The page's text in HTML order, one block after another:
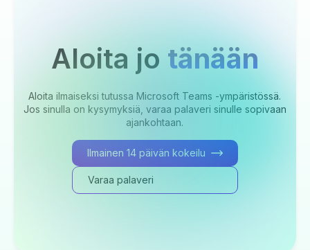
Aloita jo tänään
Aloita ilmaiseksi tutussa Microsoft Teams -ympäristössä.
Jos sinulla on kysymyksiä, varaa palaveri sinulle sopivaan
ajankohtaan.
Ilmainen 14 päivän kokeilu
Varaa palaveri